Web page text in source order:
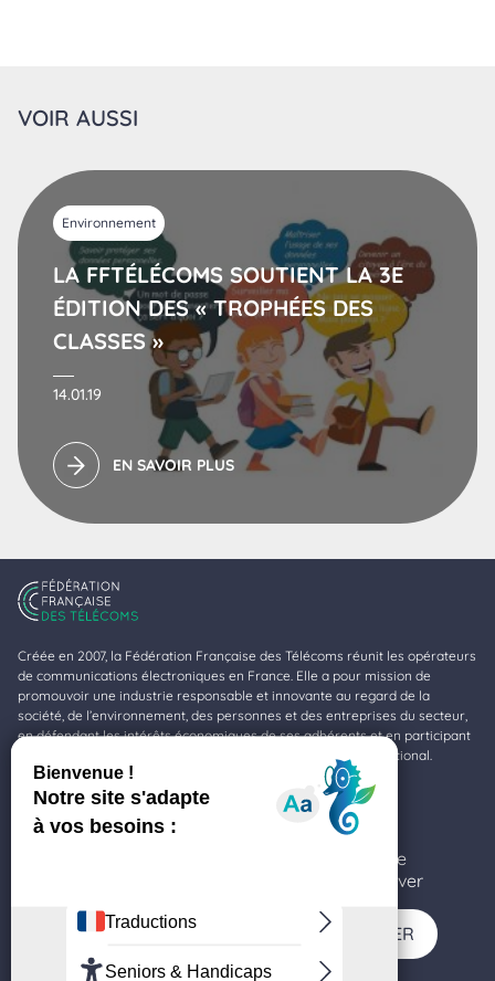
VOIR AUSSI
Environnement
LA FFTÉLÉCOMS SOUTIENT LA 3E
ÉDITION DES « TROPHÉES DES
CLASSES »
14.01.19
EN SAVOIR PLUS
Créée en 2007, la Fédération Française des Télécoms réunit les opérateurs
de communications électroniques en France. Elle a pour mission de
promouvoir une industrie responsable et innovante au regard de la
société, de l’environnement, des personnes et des entreprises du secteur,
en défendant les intérêts économiques de ses adhérents et en participant
à la valorisation de la profession au niveau national et international.
Fédération Française des Télécoms
SUIVEZ-NOUS SUR LINKEDIN (NOUVELLE FENÊTRE)
SUIVEZ-NOUS SUR YOUTUBE (NOUVELLE
SUIVEZ-NOUS SUR TWITTER
SUIVEZ-NOUS SUR
Ce site utilise des cookies et vous donne le
contrôle sur ceux que vous souhaitez activer
TOUT ACCEPTER TOUT REFUSER